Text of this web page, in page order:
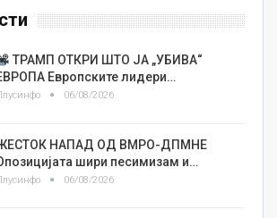
ТРАМП ОТКРИ ШТО ЈА „УБИВА“
Европските лидери…
06/08/2026
НАПАД ОД ВМРО-ДПМНЕ
шири песимизам и…
06/08/2026